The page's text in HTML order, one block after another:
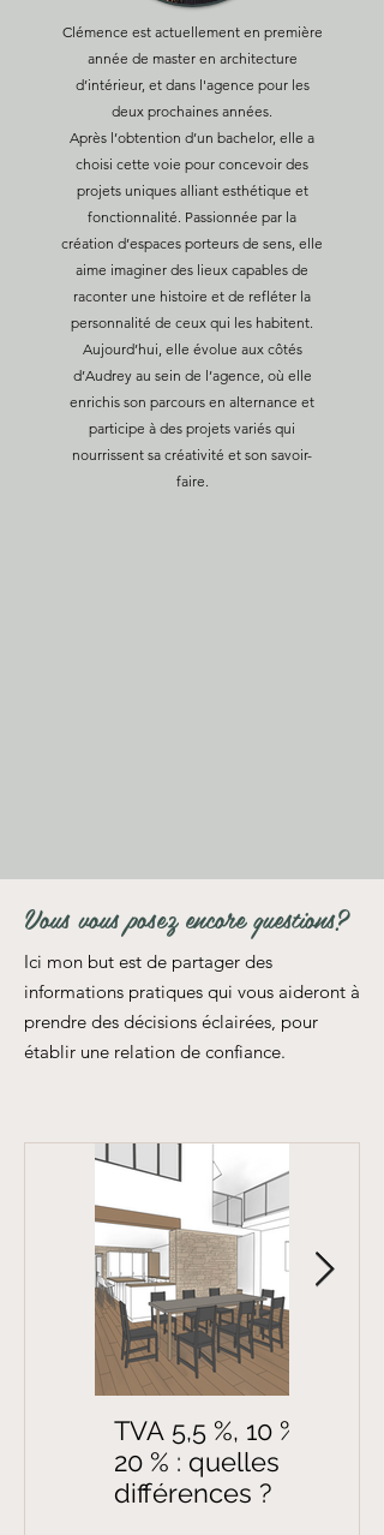
Clémence est actuellement en première
année de master en architecture
d’intérieur, et dans l'agence pour les
deux prochaines années.
Après l’obtention d’un bachelor, elle a
choisi cette voie pour concevoir des
projets uniques alliant esthétique et
fonctionnalité. Passionnée par la
création d’espaces porteurs de sens, elle
aime imaginer des lieux capables de
raconter une histoire et de refléter la
personnalité de ceux qui les habitent.
Aujourd’hui, elle évolue aux côtés
d’Audrey au sein de l’agence, où elle
enrichis son parcours en alternance et
participe à des projets variés qui
nourrissent sa créativité et son savoir-
faire.
Vous vous posez encore questions?
Ici mon but est de partager des
informations pratiques qui vous aideront à
prendre des décisions éclairées, pour
établir une relation de confiance.
TVA 5,5 %, 10 %,
20 % : quelles
différences ?